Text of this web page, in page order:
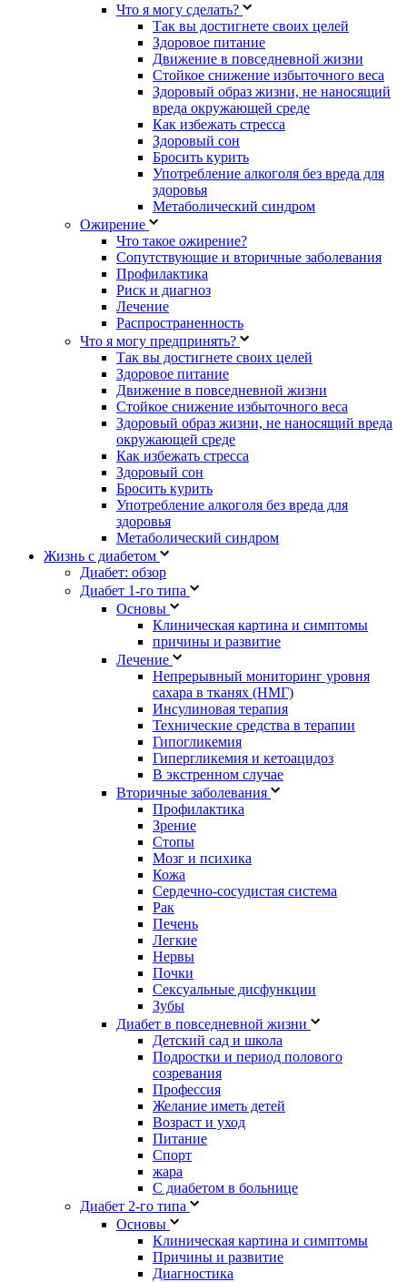
Что я могу сделать?
Так вы достигнете своих целей
Здоровое питание
Движение в повседневной жизни
Стойкое снижение избыточного веса
Здоровый образ жизни, не наносящий
вреда окружающей среде
Как избежать стресса
Здоровый сон
Бросить курить
Употребление алкоголя без вреда для
здоровья
Метаболический синдром
Ожирение
Что такое ожирение?
Сопутствующие и вторичные заболевания
Профилактика
Риск и диагноз
Лечение
Распространенность
Что я могу предпринять?
Так вы достигнете своих целей
Здоровое питание
Движение в повседневной жизни
Стойкое снижение избыточного веса
Здоровый образ жизни, не наносящий вреда
окружающей среде
Как избежать стресса
Здоровый сон
Бросить курить
Употребление алкоголя без вреда для
здоровья
Метаболический синдром
Жизнь с диабетом
Диабет: обзор
Диабет 1-го типа
Основы
Клиническая картина и симптомы
причины и развитие
Лечение
Непрерывный мониторинг уровня
сахара в тканях (НМГ)
Инсулиновая терапия
Технические средства в терапии
Гипогликемия
Гипергликемия и кетоацидоз
В экстренном случае
Вторичные заболевания
Профилактика
Зрение
Стопы
Мозг и психика
Кожа
Сердечно-сосудистая система
Рак
Печень
Легкие
Нервы
Почки
Сексуальные дисфункции
Зубы
Диабет в повседневной жизни
Детский сад и школа
Подростки и период полового
созревания
Профессия
Желание иметь детей
Возраст и уход
Питание
Спорт
жара
С диабетом в больнице
Диабет 2-го типа
Основы
Клиническая картина и симптомы
Причины и развитие
Диагностика